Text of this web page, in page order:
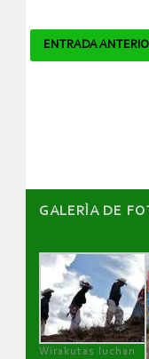
ENTRADA
GALERÌA DE
Wirakutas luchan